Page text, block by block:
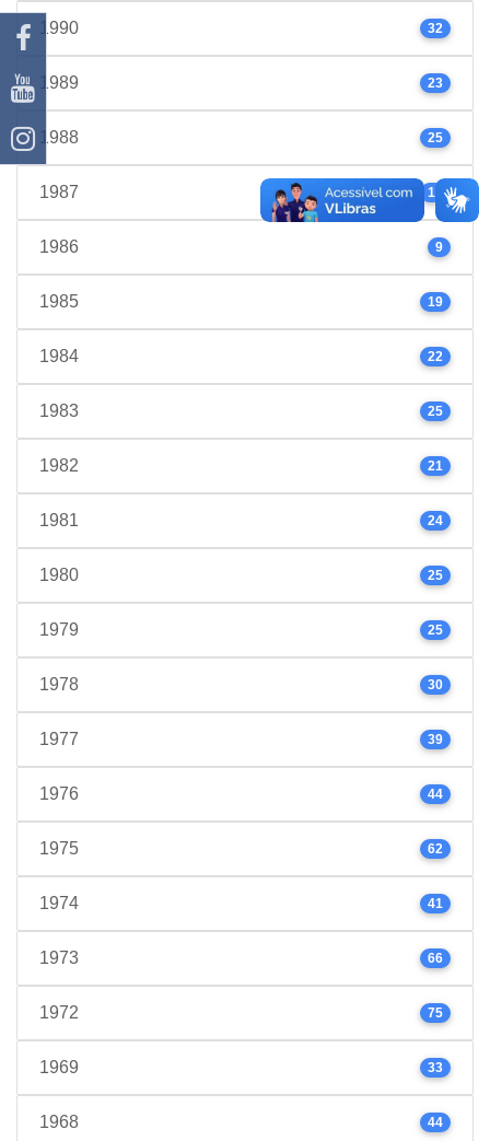
1990 32
1989 23
1988 25
1987 17
1986 9
1985 19
1984 22
1983 25
1982 21
1981 24
1980 25
1979 25
1978 30
1977 39
1976 44
1975 62
1974 41
1973 66
1972 75
1969 33
1968 44